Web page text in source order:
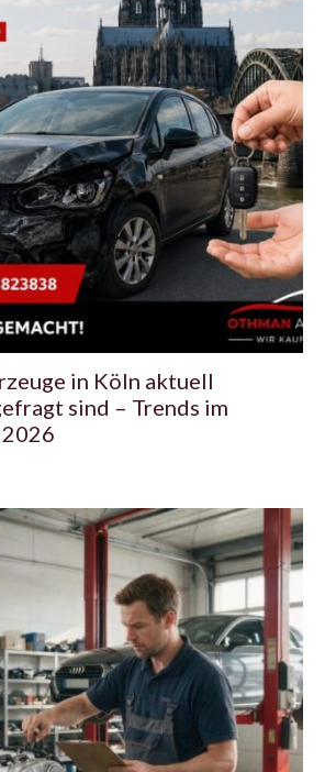
in Köln aktuell
sind – Trends im